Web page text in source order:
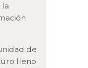
la
de
lleno